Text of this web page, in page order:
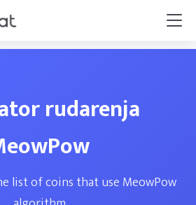
rudarenja
list of coins that use MeowPow